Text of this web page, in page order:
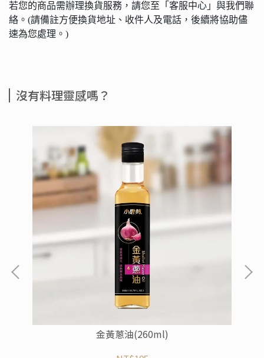
若您的商品需辦理換貨服務，請您至「客服中心」與我們聯
絡。(請備註方便換貨地址、收件人及電話，後續將協助儘
速為您處理。)
沒有料理靈感嗎？
金黃蔥油(260ml)